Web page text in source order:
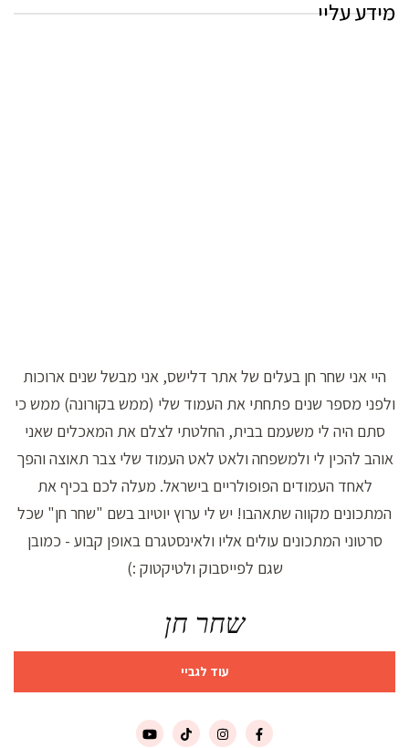
מידע עליי
היי אני שחר חן בעלים של אתר דלישס, אני מבשל שנים ארוכות
ולפני מספר שנים פתחתי את העמוד שלי (ממש בקורונה) ממש כי
סתם היה לי משעמם בבית, החלטתי לצלם את המאכלים שאני
אוהב להכין לי ולמשפחה ולאט לאט העמוד שלי צבר תאוצה והפך
לאחד העמודים הפופולריים בישראל. מעלה לכם בכיף את
המתכונים מקווה שתאהבו! יש לי ערוץ יוטיוב בשם "שחר חן" שכל
סרטוני המתכונים עולים אליו ולאינסטגרם באופן קבוע - כמובן
שגם לפייסבוק ולטיקטוק :)
שחר חן
עוד לגביי